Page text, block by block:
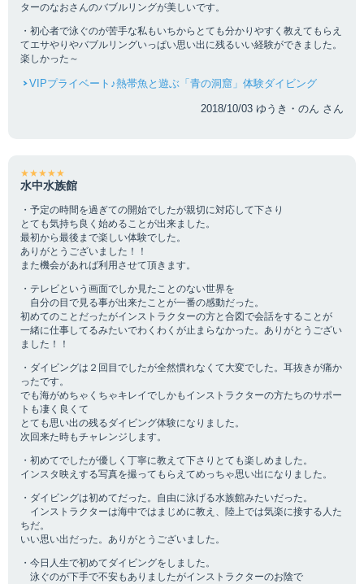
ターのなおさんのバブルリングが美しいです。
・初心者で泳ぐのが苦手な私もいちからとても分かりやすく教えてもらえ
てエサやりやバブルリングいっぱい思い出に残るいい経験ができました。
楽しかった～
VIPプライベート♪熱帯魚と遊ぶ「青の洞窟」体験ダイビング
2018/10/03 ゆうき・のん さん
★★★★★
水中水族館
・予定の時間を過ぎての開始でしたが親切に対応して下さり
とても気持ち良く始めることが出来ました。
最初から最後まで楽しい体験でした。
ありがとうございました！！
また機会があれば利用させて頂きます。
・テレビという画面でしか見たことのない世界を
自分の目で見る事が出来たことが一番の感動だった。
初めてのことだったがインストラクターの方と合図で会話をすることが
一緒に仕事してるみたいでわくわくが止まらなかった。ありがとうござい
ました！！
・ダイビングは２回目でしたが全然慣れなくて大変でした。耳抜きが痛か
ったです。
でも海がめちゃくちゃキレイでしかもインストラクターの方たちのサポー
トも凄く良くて
とても思い出の残るダイビング体験になりました。
次回来た時もチャレンジします。
・初めてでしたが優しく丁寧に教えて下さりとても楽しめました。
インスタ映えする写真を撮ってもらえてめっちゃ思い出になりました。
・ダイビングは初めてだった。自由に泳げる水族館みたいだった。
インストラクターは海中ではまじめに教え、陸上では気楽に接する人た
ちだ。
いい思い出だった。ありがとうございました。
・今日人生で初めてダイビングをしました。
泳ぐのが下手で不安もありましたがインストラクターのお陰で